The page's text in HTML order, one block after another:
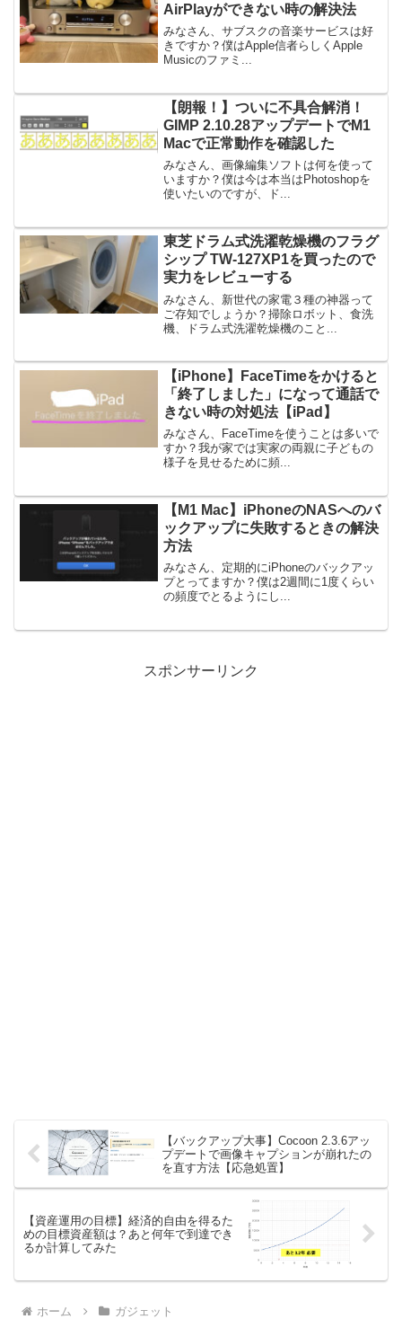
AirPlayができない時の解決法
みなさん、サブスクの音楽サービスは好
きですか？僕はApple信者らしくApple
Musicのファミ...
【朗報！】ついに不具合解消！
GIMP 2.10.28アップデートでM1
Macで正常動作を確認した
みなさん、画像編集ソフトは何を使って
いますか？僕は今は本当はPhotoshopを
使いたいのですが、ド...
東芝ドラム式洗濯乾燥機のフラグ
シップ TW-127XP1を買ったので
実力をレビューする
みなさん、新世代の家電３種の神器って
ご存知でしょうか？掃除ロボット、食洗
機、ドラム式洗濯乾燥機のこと...
【iPhone】FaceTimeをかけると
「終了しました」になって通話で
きない時の対処法【iPad】
みなさん、FaceTimeを使うことは多いで
すか？我が家では実家の両親に子どもの
様子を見せるために頻...
【M1 Mac】iPhoneのNASへのバ
ックアップに失敗するときの解決
方法
みなさん、定期的にiPhoneのバックアッ
プとってますか？僕は2週間に1度くらい
の頻度でとるようにし...
スポンサーリンク
【バックアップ大事】Cocoon 2.3.6アッ
プデートで画像キャプションが崩れたの
を直す方法【応急処置】
【資産運用の目標】経済的自由を得るた
めの目標資産額は？あと何年で到達でき
るか計算してみた
ホーム ガジェット